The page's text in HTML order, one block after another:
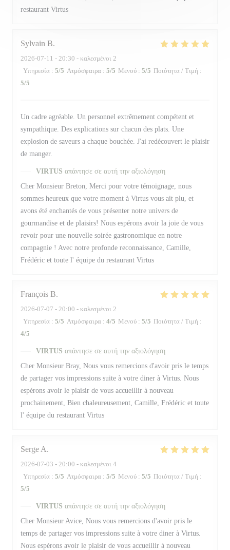
restaurant Virtus
Sylvain B
2026-07-11 - 20:30 - καλεσμένοι 2
Υπηρεσία : 5/5 Ατμόσφαιρα : 5/5 Μενού : 5/5 Ποιότητα / Τιμή :
5/5
Un cadre agréable. Un personnel extrêmement compétent et
sympathique. Des explications sur chacun des plats. Une
explosion de saveurs a chaque bouchée. J'ai redécouvert le plaisir
de manger.
VIRTUS απάντησε σε αυτή την αξιολόγηση
Cher Monsieur Breton, Merci pour votre témoignage, nous
sommes heureux que votre moment à Virtus vous ait plu, et
avons été enchantés de vous présenter notre univers de
gourmandise et de plaisirs! Nous espérons avoir la joie de vous
revoir pour une nouvelle soirée gastronomique en notre
compagnie ! Avec notre profonde reconnaissance, Camille,
Frédéric et toute l' équipe du restaurant Virtus
François B
2026-07-07 - 20:00 - καλεσμένοι 2
Υπηρεσία : 5/5 Ατμόσφαιρα : 4/5 Μενού : 5/5 Ποιότητα / Τιμή :
4/5
VIRTUS απάντησε σε αυτή την αξιολόγηση
Cher Monsieur Bray, Nous vous remercions d'avoir pris le temps
de partager vos impressions suite à votre diner à Virtus. Nous
espérons avoir le plaisir de vous accueillir à nouveau
prochainement, Bien chaleureusement, Camille, Frédéric et toute
l' équipe du restaurant Virtus
Serge A
2026-07-03 - 20:00 - καλεσμένοι 4
Υπηρεσία : 5/5 Ατμόσφαιρα : 5/5 Μενού : 5/5 Ποιότητα / Τιμή :
5/5
VIRTUS απάντησε σε αυτή την αξιολόγηση
Cher Monsieur Avice, Nous vous remercions d'avoir pris le
temps de partager vos impressions suite à votre diner à Virtus.
Nous espérons avoir le plaisir de vous accueillir à nouveau